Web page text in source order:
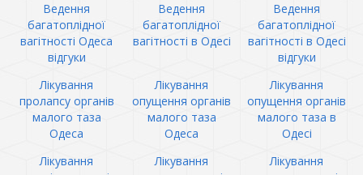
Ведення
багатоплідної
вагітності Одеса
відгуки
Ведення
багатоплідної
вагітності в Одесі
Ведення
багатоплідної
вагітності в Одесі
відгуки
Лікування
пролапсу органів
малого таза
Одеса
Лікування
опущення органів
малого таза
Одеса
Лікування
опущення органів
малого таза в
Одесі
Лікування
Лікування
Лікування